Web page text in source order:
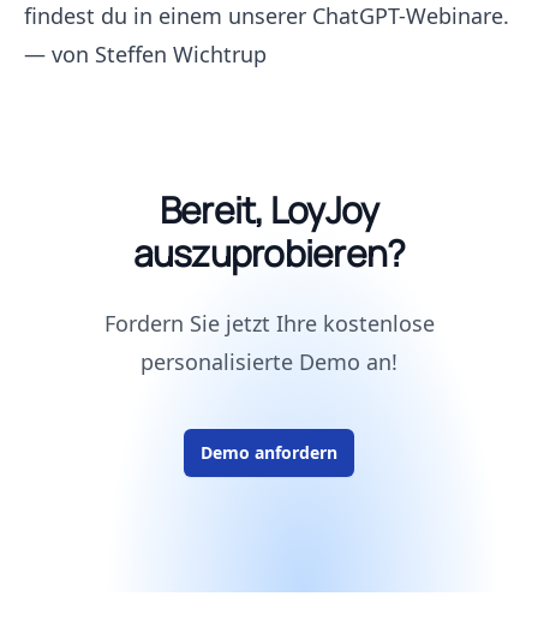
findest du in einem unserer ChatGPT-Webinare.
— von Steffen Wichtrup
Bereit, LoyJoy
auszuprobieren?
Fordern Sie jetzt Ihre kostenlose
personalisierte Demo an!
Demo anfordern